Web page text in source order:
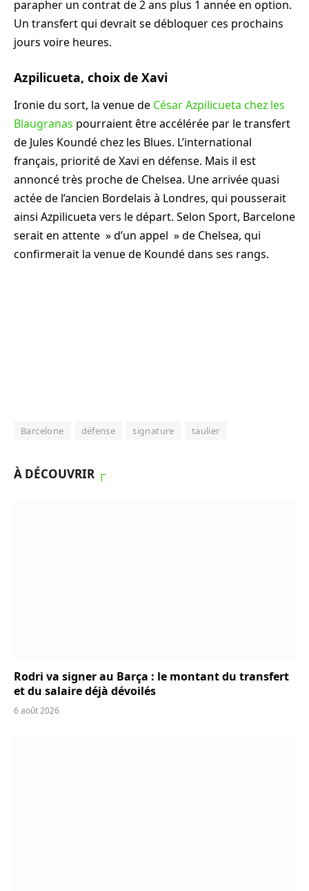
parapher un contrat de 2 ans plus 1 année en option.
Un transfert qui devrait se débloquer ces prochains
jours voire heures.
Azpilicueta, choix de Xavi
Ironie du sort, la venue de César Azpilicueta chez les
Blaugranas pourraient être accélérée par le transfert
de Jules Koundé chez les Blues. L’international
français, priorité de Xavi en défense. Mais il est
annoncé très proche de Chelsea. Une arrivée quasi
actée de l’ancien Bordelais à Londres, qui pousserait
ainsi Azpilicueta vers le départ. Selon Sport, Barcelone
serait en attente » d’un appel » de Chelsea, qui
confirmerait la venue de Koundé dans ses rangs.
Barcelone défense signature taulier
À DÉCOUVRIR ┌
Rodri va signer au Barça : le montant du transfert
et du salaire déjà dévoilés
6 août 2026